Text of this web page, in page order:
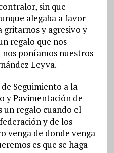
sin que
alegaba a favor
y agresivo y
regalo que nos
poníamos nuestros
Leyva.
Seguimiento a la
y Pavimentación de
un regalo cuando el
y de los
venga de donde venga
es que se haga